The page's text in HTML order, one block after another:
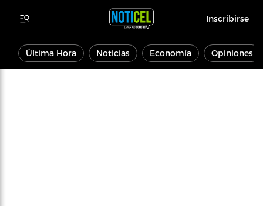
Inscribirse
Última Hora Noticias Economía Opiniones